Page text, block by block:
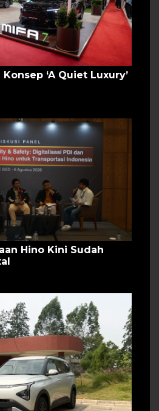
Konsep ‘A Quiet Luxury’
Hino Kini Sudah